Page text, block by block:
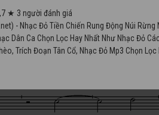
★ 3 người đánh giá
- Nhạc Đỏ Tiền Chiến Rung Động Núi Rừng
Dân Ca Chọn Lọc Hay Nhất Như Nhạc Đỏ
Trích Đoạn Tân Cổ, Nhạc Đỏ Mp3 Chọn Lọc